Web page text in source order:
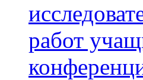
работ